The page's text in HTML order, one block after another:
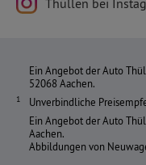
Ein Angebot der Auto
52068 Aachen.
Unverbindliche
Ein Angebot der Auto
Aachen.
Abbildungen von